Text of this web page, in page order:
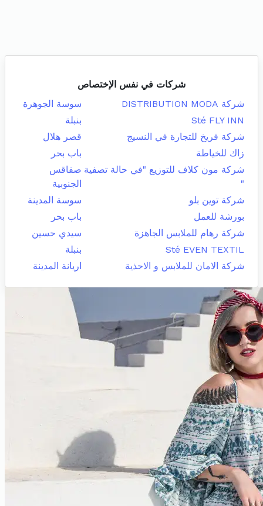
شركات في نفس الإختصاص
شركة DISTRIBUTION MODA
سوسة الجوهرة
Sté FLY INN
بنبلة
شركة فريخ للتجارة في النسيج
قصر هلال
زاك للخياطة
باب بحر
شركة مون كلاف للتوزيع "في حالة تصفية
"
صفاقس
الجنوبية
شركة توين بلو
سوسة المدينة
بورشة للعمل
باب بحر
شركة رهام للملابس الجاهزة
سيدي حسين
Sté EVEN TEXTIL
بنبلة
شركة الامان للملابس و الاحذية
اريانة المدينة